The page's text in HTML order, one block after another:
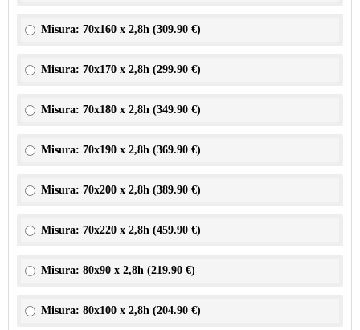
Misura: 70x160 x 2,8h (309.90 €)
Misura: 70x170 x 2,8h (299.90 €)
Misura: 70x180 x 2,8h (349.90 €)
Misura: 70x190 x 2,8h (369.90 €)
Misura: 70x200 x 2,8h (389.90 €)
Misura: 70x220 x 2,8h (459.90 €)
Misura: 80x90 x 2,8h (219.90 €)
Misura: 80x100 x 2,8h (204.90 €)